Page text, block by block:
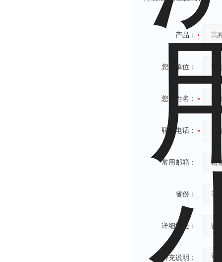
产品：
您的单位：
您的姓名：
联系电话：
常用邮箱：
省份：
详细地址：
补充说明：